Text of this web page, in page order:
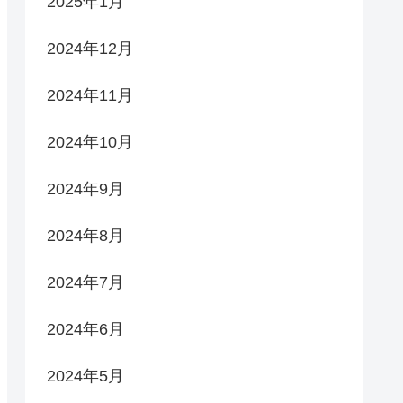
2024年12月
2024年11月
2024年10月
2024年9月
2024年8月
2024年7月
2024年6月
2024年5月